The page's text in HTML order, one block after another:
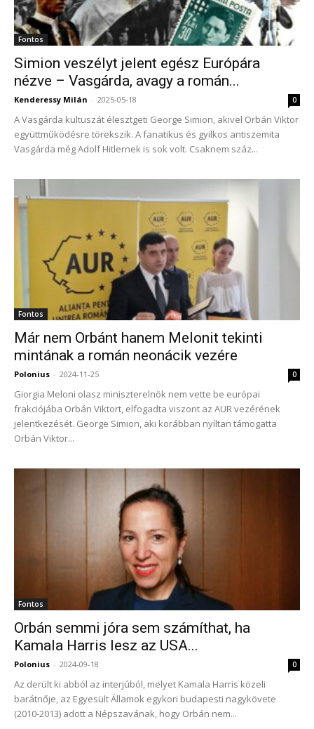
Fontos
Simion veszélyt jelent egész Európára
nézve – Vasgárda, avagy a román...
Kenderessy Milán - 2025-05-18 0
A Vasgárda kultuszát élesztgeti George Simion, akivel Orbán Viktor
együttműködésre törekszik. A fanatikus és gyilkos antiszemita
Vasgárda még Adolf Hitlernek is sok volt. Csaknem száz...
Fontos
Már nem Orbánt hanem Melonit tekinti
mintának a román neonácik vezére
Polonius - 2024-11-25 0
Giorgia Meloni olasz miniszterelnök nem vette be európai
frakciójába Orbán Viktort, elfogadta viszont az AUR vezérének
jelentkezését. George Simion, aki korábban nyíltan támogatta
Orbán Viktor...
Fontos
Orbán semmi jóra sem számíthat, ha
Kamala Harris lesz az USA...
Polonius - 2024-09-18 0
Az derült ki abból az interjúból, melyet Kamala Harris közeli
barátnője, az Egyesült Államok egykori budapesti nagykövete
(2010-2013) adott a Népszavának, hogy Orbán nem...